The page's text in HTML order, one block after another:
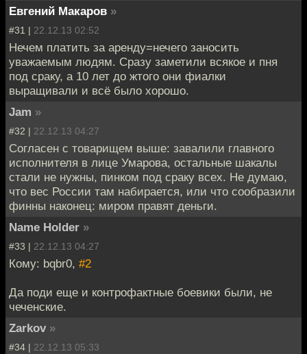
Евгений Макаров »
#31 | 22.12.13 02:52
Нечем платить за аренду=нечего заносить
уважаемым людям. Сразу заметили всякое и пня
под сраку, а 10 лет до жтого они фиалки
выращивали и всё было хорошо.
Jam »
#32 | 22.12.13 04:27
Согласен с товарищем выше: завалили главного
исполнителя в лице Умарова, остальные шакалы
стали не нужны, пинком под сраку всех. Не думаю,
что вес России там набирается, или что сообразили
финны наконец: миром правят деньги.
Name Holder »
#33 | 22.12.13 04:27
Кому: bqbr0, #2
Да поди еще и контрофактные боевики были, не
чеченские.
Zarkov »
#34 | 22.12.13 05:33